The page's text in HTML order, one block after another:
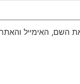
השם, האימייל